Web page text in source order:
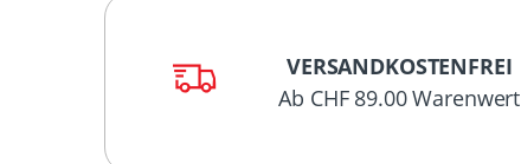
VERSANDKOSTENFREI
Ab CHF 89.00 Warenwert